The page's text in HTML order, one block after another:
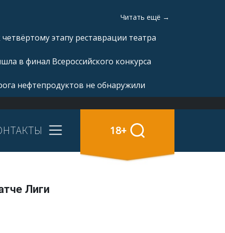
Читать ещё →
этапу реставрации театра
в финал Всероссийского конкурса
нефтепродуктов не обнаружили
18+
Лиги